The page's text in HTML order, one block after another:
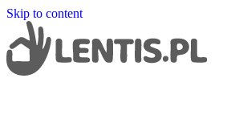
Skip to content